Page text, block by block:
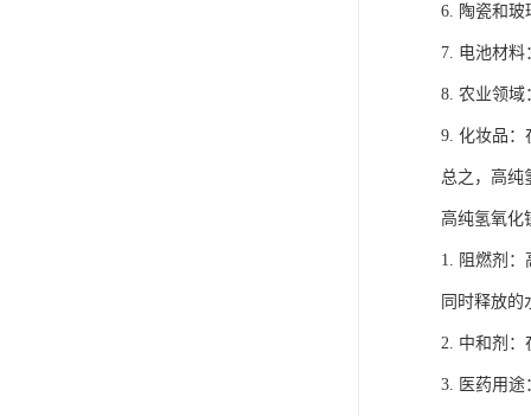
6. 陶瓷和玻
7. 电池材料
8. 农业领域
9. 化妆品：
总之，高纯
高纯氢氧化
1. 阻燃剂：
同时释放的
2. 中和剂：
3. 医药用途